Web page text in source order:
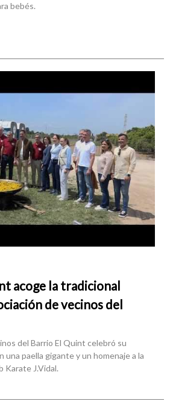
bebés.
acoge la tradicional
de vecinos del
del Barrio El Quint celebró su
una paella gigante y un homenaje a la
Karate J.Vidal.